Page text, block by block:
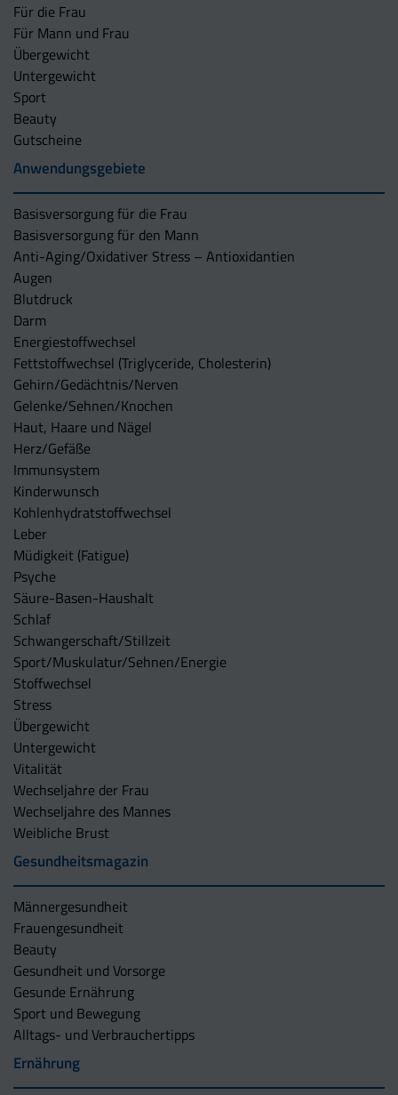
Für die Frau
Für Mann und Frau
Übergewicht
Untergewicht
Sport
Beauty
Gutscheine
Anwendungsgebiete
Basisversorgung für die Frau
Basisversorgung für den Mann
Anti-Aging/Oxidativer Stress – Antioxidantien
Augen
Blutdruck
Darm
Energiestoffwechsel
Fettstoffwechsel (Triglyceride, Cholesterin)
Gehirn/Gedächtnis/Nerven
Gelenke/Sehnen/Knochen
Haut, Haare und Nägel
Herz/Gefäße
Immunsystem
Kinderwunsch
Kohlenhydratstoffwechsel
Leber
Müdigkeit (Fatigue)
Psyche
Säure-Basen-Haushalt
Schlaf
Schwangerschaft/Stillzeit
Sport/Muskulatur/Sehnen/Energie
Stoffwechsel
Stress
Übergewicht
Untergewicht
Vitalität
Wechseljahre der Frau
Wechseljahre des Mannes
Weibliche Brust
Gesundheitsmagazin
Männergesundheit
Frauengesundheit
Beauty
Gesundheit und Vorsorge
Gesunde Ernährung
Sport und Bewegung
Alltags- und Verbrauchertipps
Ernährung